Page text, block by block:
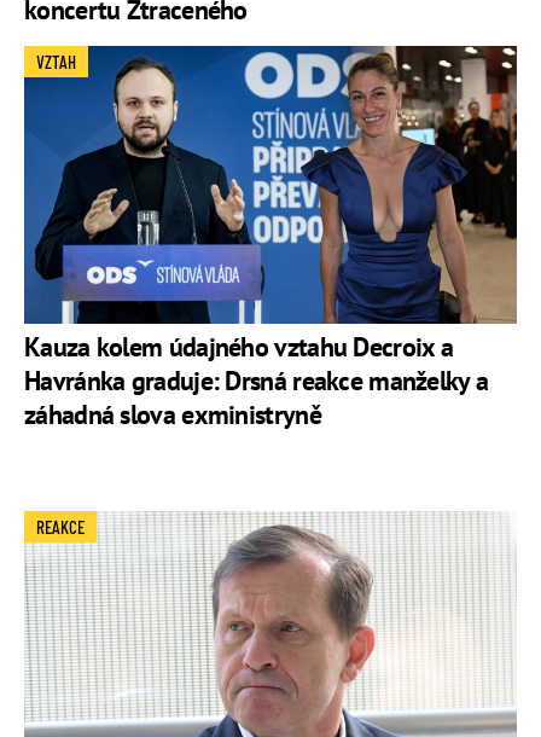
koncertu Ztraceného
Kauza kolem údajného vztahu Decroix a
Havránka graduje: Drsná reakce manželky a
záhadná slova exministryně
VZTAH
REAKCE